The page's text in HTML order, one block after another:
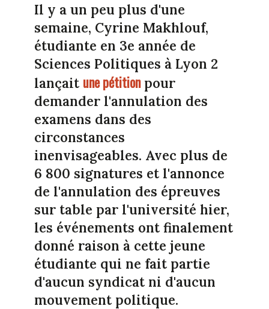
Il y a un peu plus d'une
semaine, Cyrine Makhlouf,
étudiante en 3e année de
Sciences Politiques à Lyon 2
lançait une pétitionpour
demander l'annulation des
examens dans des
circonstances
inenvisageables. Avec plus de
6 800 signatures et l'annonce
de l'annulation des épreuves
sur table par l'université hier,
les événements ont finalement
donné raison à cette jeune
étudiante qui ne fait partie
d'aucun syndicat ni d'aucun
mouvement politique.